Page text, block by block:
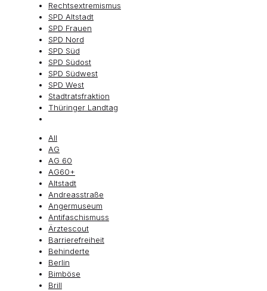
Rechtsextremismus
SPD Altstadt
SPD Frauen
SPD Nord
SPD Süd
SPD Südost
SPD Südwest
SPD West
Stadtratsfraktion
Thüringer Landtag
All
AG
AG 60
AG60+
Altstadt
Andreasstraße
Angermuseum
Antifaschismuss
Ärztescout
Barrierefreiheit
Behinderte
Berlin
Bimböse
Brill